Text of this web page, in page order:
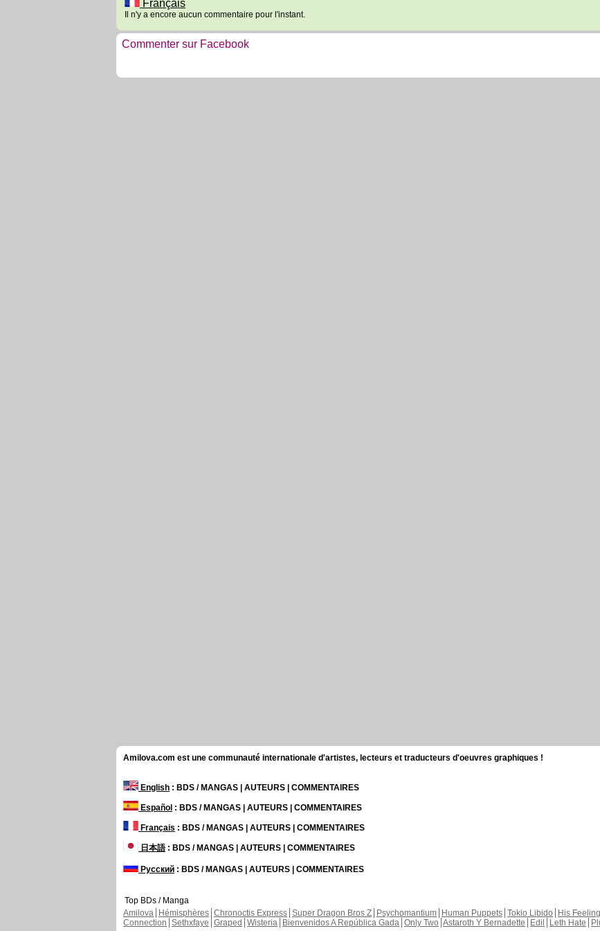
Français
Il n'y a encore aucun commentaire pour l'instant.
Commenter sur Facebook
Amilova.com est une communauté internationale d'artistes, lecteurs et traducteurs d'oeuvres graphiques !
English : BDS / MANGAS | AUTEURS | COMMENTAIRES
Español : BDS / MANGAS | AUTEURS | COMMENTAIRES
Français : BDS / MANGAS | AUTEURS | COMMENTAIRES
日本語: BDS / MANGAS | AUTEURS | COMMENTAIRES
Русский : BDS / MANGAS | AUTEURS | COMMENTAIRES
Top BDs / Manga
Amilova
Hémisphères Chronoctis Express Super Dragon Bros Z Psychomantium Human Puppets Tokio Libido His
Connection Sethxfaye Graped Wisteria Bienvenidos A República Gada Only Two Astaroth Y Bernadette Edil Leth Hate